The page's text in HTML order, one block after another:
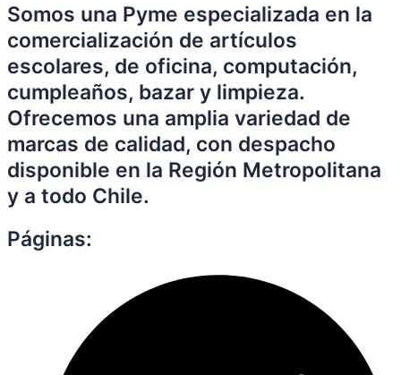
Somos una Pyme especializada en la
comercialización de artículos
escolares, de oficina, computación,
cumpleaños, bazar y limpieza.
Ofrecemos una amplia variedad de
marcas de calidad, con despacho
disponible en la Región Metropolitana
y a todo Chile.
Páginas: